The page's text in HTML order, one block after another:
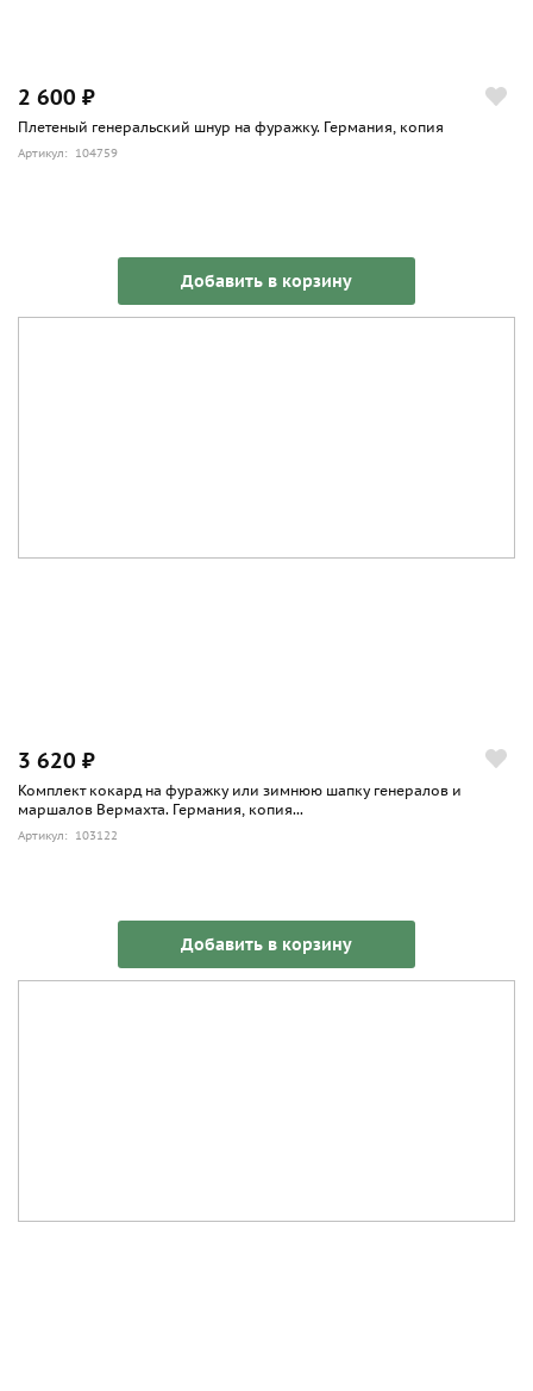
2 600 ₽
Плетеный генеральский шнур на фуражку. Германия, копия
Артикул: 104759
Добавить в корзину
3 620 ₽
Комплект кокард на фуражку или зимнюю шапку генералов и
маршалов Вермахта. Германия, копия...
Артикул: 103122
Добавить в корзину